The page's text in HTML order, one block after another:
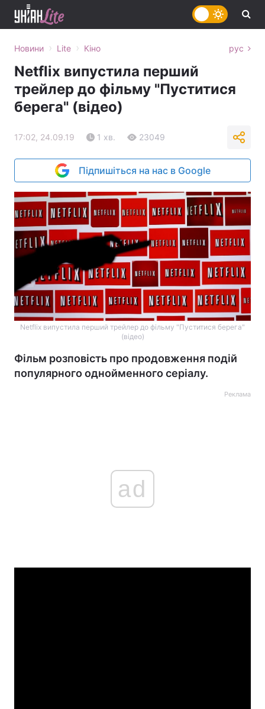
Новини › Lite › Кіно рус
Netflix випустила перший
трейлер до фільму "Пуститися
берега" (відео)
17:02, 24.09.19 1 хв. 23049
Підпишіться на нас в Google
Netflix випустила перший трейлер до фільму "Пуститися берега"
(відео)
Фільм розповість про продовження подій
популярного однойменного серіалу.
Реклама
ad